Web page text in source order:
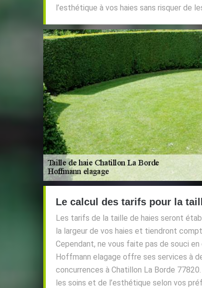
l’esthétique à vos haies sans risquer de
Le calcul des tarifs pour la
Les tarifs de la taille de haies seront
la largeur de vos haies et tiendront
Cependant, ne vous faite pas de souci
Hoffmann elagage offre ses services à
concurrences à Chatillon La Borde
les soins et de l’esthétique selon vos